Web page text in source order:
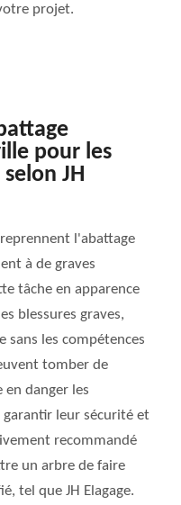
projet.
pour les
JH
l'abattage
à de graves
tâche en apparence
blessures graves,
sans les compétences
tomber de
danger les
leur sécurité et
recommandé
un arbre de faire
tel que JH Elagage.